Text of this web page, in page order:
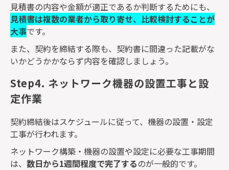
見積書の内容や金額が適正であるか判断するためにも、
見積書は複数の業者から取り寄せ、比較検討することが
大事です。
また、契約を締結する際も、契約書に間違った記載がな
いかどうかかならず内容を確認しましょう。
Step4. ネットワーク機器の設置工事と設
定作業
契約締結後はスケジュールに従って、機器の設置・設定
工事が行われます。
ネットワーク構築・機器の設置や設定に必要な工事期間
は、 数日から1週間程度で完了するのが一般的です。